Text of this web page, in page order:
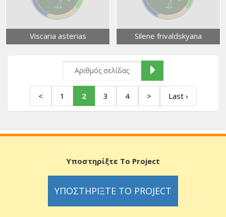
Viscaria asterias Silene frivaldskyana
< 1 2 3 4 > Last ›
Υποστηρίξτε Το Project
ΥΠΟΣΤΗΡΊΞΤΕ ΤΟ PROJECT